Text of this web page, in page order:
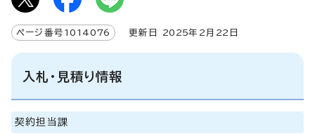
ページ番号 1014076 更新日 2025年2月 22 日
入札・見積り情報
契約担当課